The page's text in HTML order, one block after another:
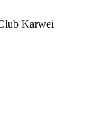
Karwei